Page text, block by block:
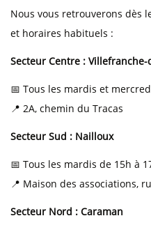
Nous vous retrouverons dès
et horaires habituels :
Secteur Centre : Villefranche-
📅 Tous les mardis et
📍 2A, chemin du Tracas
Secteur Sud : Nailloux
📅 Tous les mardis de 15h à
📍 Maison des associations,
Secteur Nord : Caraman